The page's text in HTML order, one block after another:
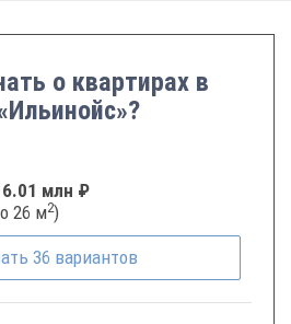
о квартирах в
6.01 млн ₽
26 м2)
36 вариантов